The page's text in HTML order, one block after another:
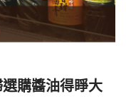
購醬油得睜大